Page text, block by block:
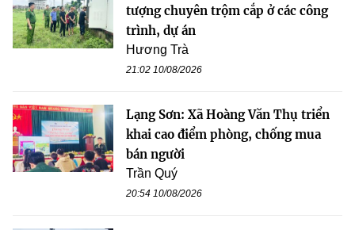
tượng chuyên trộm cắp ở các công
trình, dự án
Hương Trà
21:02 10/08/2026
Lạng Sơn: Xã Hoàng Văn Thụ triển
khai cao điểm phòng, chống mua
bán người
Trần Quý
20:54 10/08/2026